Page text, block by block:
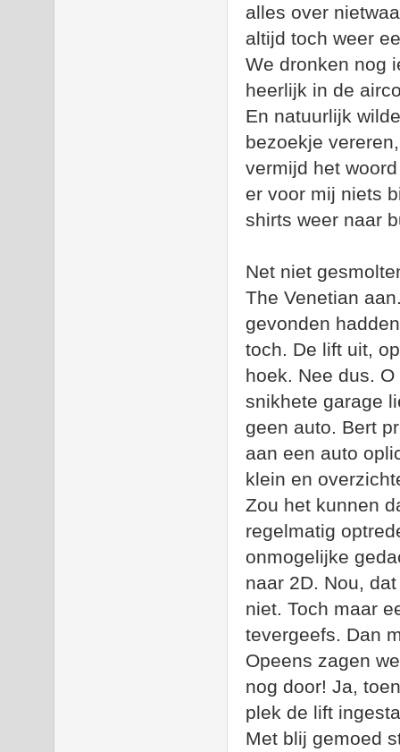
alles over
altijd toch weer
We dronken nog
heerlijk in de
En natuurlijk
bezoekje
vermijd het
er voor mij niets
shirts weer naar
Net niet
The Venetian
gevonden
toch. De lift uit,
hoek. Nee dus.
snikhete garage
geen auto. Bert
aan een auto
klein en
Zou het kunnen
regelmatig
onmogelijke
naar 2D. Nou,
niet. Toch maar
tevergeefs. Dan
Opeens zagen
nog door! Ja,
plek de lift
Met blij gemoed